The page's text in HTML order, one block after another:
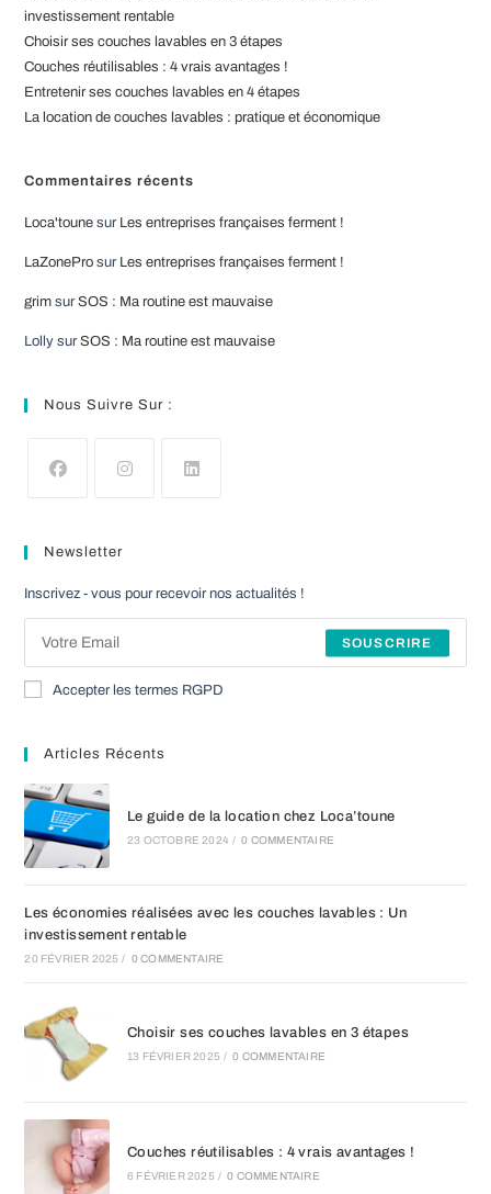
investissement rentable
Choisir ses couches lavables en 3 étapes
Couches réutilisables : 4 vrais avantages !
Entretenir ses couches lavables en 4 étapes
La location de couches lavables : pratique et économique
Commentaires récents
Loca'toune sur Les entreprises françaises ferment !
LaZonePro sur Les entreprises françaises ferment !
grim surSOS : Ma routine est mauvaise
Lolly surSOS : Ma routine est mauvaise
Nous Suivre Sur :
nouvel
onglet
nouvel
onglet
nouvel
onglet
Newsletter
Inscrivez - vous pour recevoir nos actualités !
SOUSCRIRE
Accepter les termes RGPD
Articles Récents
Le guide de la location chez Loca’toune
23 OCTOBRE 2024 / 0 COMMENTAIRE
Les économies réalisées avec les couches lavables : Un
investissement rentable
20 FÉVRIER 2025 / 0 COMMENTAIRE
Choisir ses couches lavables en 3 étapes
13 FÉVRIER 2025 / 0 COMMENTAIRE
Couches réutilisables : 4 vrais avantages !
6 FÉVRIER 2025 / 0 COMMENTAIRE